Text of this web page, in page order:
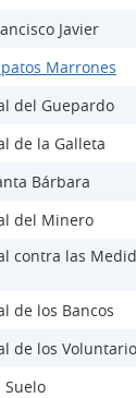
Javier
Marrones
del Guepardo
de la Galleta
Bárbara
del Minero
contra las
de los Bancos
de los